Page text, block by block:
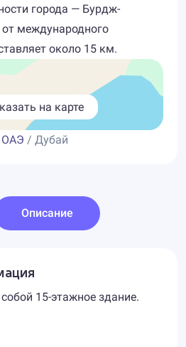
города — Бурдж-
международного
около 15 км.
на карте
ОАЭ / Дубай
Описание
15-этажное здание.